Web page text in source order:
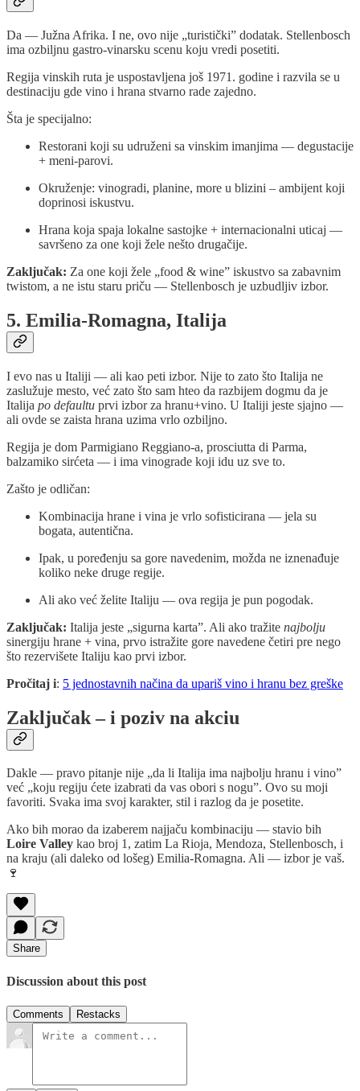
Da — Južna Afrika. I ne, ovo nije „turistički” dodatak. Stellenbosch
ima ozbiljnu gastro-vinarsku scenu koju vredi posetiti.
Regija vinskih ruta je uspostavljena još 1971. godine i razvila se u
destinaciju gde vino i hrana stvarno rade zajedno.
Šta je specijalno:
Restorani koji su udruženi sa vinskim imanjima — degustacije
+ meni-parovi.
Okruženje: vinogradi, planine, more u blizini – ambijent koji
doprinosi iskustvu.
Hrana koja spaja lokalne sastojke + internacionalni uticaj —
savršeno za one koji žele nešto drugačije.
Zaključak: Za one koji žele „food & wine” iskustvo sa zabavnim
twistom, a ne istu staru priču — Stellenbosch je uzbudljiv izbor.
5. Emilia‑Romagna, Italija
I evo nas u Italiji — ali kao peti izbor. Nije to zato što Italija ne
zaslužuje mesto, već zato što sam hteo da razbijem dogmu da je
Italija po defaultu prvi izbor za hranu+vino. U Italiji jeste sjajno —
ali ovde se zaista hrana uzima vrlo ozbiljno.
Regija je dom Parmigiano Reggiano-a, prosciutta di Parma,
balzamiko sirćeta — i ima vinograde koji idu uz sve to.
Zašto je odličan:
Kombinacija hrane i vina je vrlo sofisticirana — jela su
bogata, autentična.
Ipak, u poređenju sa gore navedenim, možda ne iznenađuje
koliko neke druge regije.
Ali ako već želite Italiju — ova regija je pun pogodak.
Zaključak: Italija jeste „sigurna karta”. Ali ako tražite najbolju
sinergiju hrane + vina, prvo istražite gore navedene četiri pre nego
što rezervišete Italiju kao prvi izbor.
Pročitaj i: 5 jednostavnih načina da upariš vino i hranu bez greške
Zaključak – i poziv na akciu
Dakle — pravo pitanje nije „da li Italija ima najbolju hranu i vino”
već „koju regiju ćete izabrati da vas obori s nogu”. Ovo su moji
favoriti. Svaka ima svoj karakter, stil i razlog da je posetite.
Ako bih morao da izaberem najjaču kombinaciju — stavio bih
Loire Valley kao broj 1, zatim La Rioja, Mendoza, Stellenbosch, i
na kraju (ali daleko od lošeg) Emilia-Romagna. Ali — izbor je vaš.
🍷
Share
Discussion about this post
Comments Restacks